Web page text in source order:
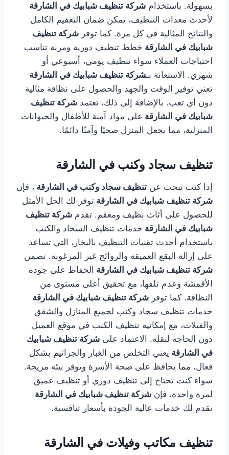
بسهولة. باستخدام شركة تنظيف شبابيك في الشارقة
لأحدث معدات التنظيف، يمكن ضمان التعقيم الكامل
والنتائج المثالية في كل مرة. كما توفر شركة تنظيف
شبابيك في الشارقة خطط تنظيف دورية ومرنة تناسب
احتياجات العملاء سواء تنظيف يومي، أسبوعي أو
شهري. الاستعانة بـشركة تنظيف شبابيك في الشارقة
تعني توفير الوقت والجهد والحصول على نظافة مثالية
دون أي تعب. بالإضافة إلى ذلك، تعتمد شركة تنظيف
شبابيك في الشارقة على مواد آمنة للأطفال والحيوانات
المنزلية، مما يجعل المنزل صحيًا وآمنًا دائمًا.
تنظيف سجاد وكنب في الشارقة
إذا كنت تبحث عن تنظيف سجاد وكنب في الشارقة ، فإن
شركة تنظيف شبابيك في الشارقة توفر لك الحل الأمثل
للحصول على أثاث نظيف ومعقم. تقدم شركة تنظيف
شبابيك في الشارقة خدمات تنظيف السجاد والكنب
باستخدام أحدث تقنيات التنظيف بالبخار، التي تساعد
على إزالة البقع العميقة والروائح غير المرغوبة. تضمن
شركة تنظيف شبابيك في الشارقة الحفاظ على جودة
الأقمشة وعدم تلفها، مع تحقيق أعلى مستوى من
النظافة. كما توفر شركة تنظيف شبابيك في الشارقة
خدمات تنظيف سجاد وكنب لجميع المنازل والشقق
والفيلات، مع إمكانية تنظيف الكنب في موقع العميل
دون الحاجة لنقله. الاعتماد على شركة تنظيف شبابيك
في الشارقة يعني التخلص من الغبار والجراثيم بشكل
فعال، مما يحافظ على صحة الأسرة ويوفر بيئة مريحة.
سواء كنت تحتاج إلى تنظيف دوري أو تنظيف عميق
لمرة واحدة، فإن شركة تنظيف شبابيك في الشارقة
تقدم لك خدمات عالية الجودة بأسعار تنافسية.
تنظيف مكاتب وفيلات في الشارقة